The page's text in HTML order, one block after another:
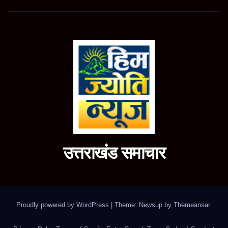
उत्तराखंड समाचार
Proudly powered by WordPress Theme: Newsup by Themeansar.